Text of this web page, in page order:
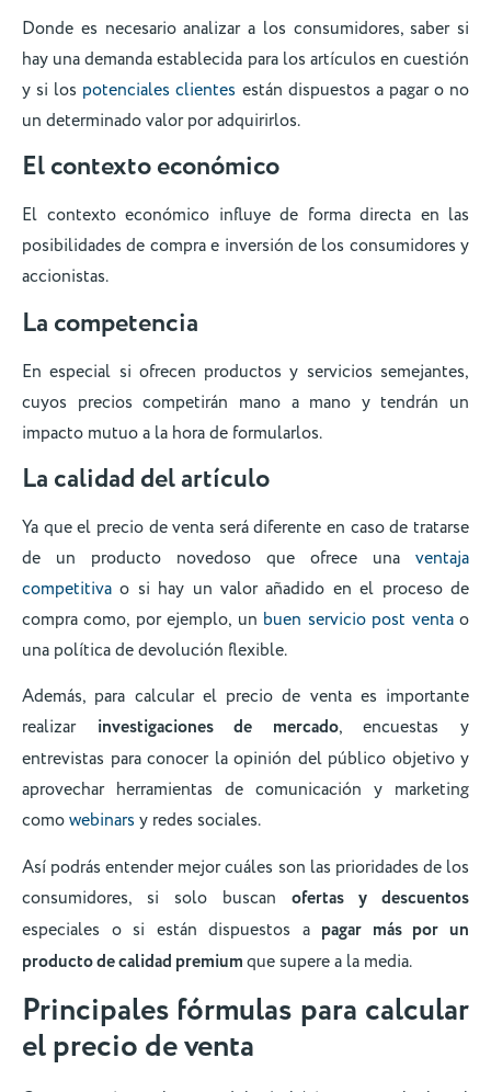
Donde es necesario analizar a los consumidores, saber si
hay una demanda establecida para los artículos en cuestión
y si los potenciales clientes están dispuestos a pagar o no
un determinado valor por adquirirlos.
El contexto económico
El contexto económico influye de forma directa en las
posibilidades de compra e inversión de los consumidores y
accionistas.
La competencia
En especial si ofrecen productos y servicios semejantes,
cuyos precios competirán mano a mano y tendrán un
impacto mutuo a la hora de formularlos.
La calidad del artículo
Ya que el precio de venta será diferente en caso de tratarse
de un producto novedoso que ofrece una ventaja
competitiva o si hay un valor añadido en el proceso de
compra como, por ejemplo, un buen servicio post ventao
una política de devolución flexible.
Además, para calcular el precio de venta es importante
realizar investigaciones de mercado, encuestas y
entrevistas para conocer la opinión del público objetivo y
aprovechar herramientas de comunicación y marketing
comowebinarsy redes sociales.
Así podrás entender mejor cuáles son las prioridades de los
consumidores, si solo buscan ofertas y descuentos
especiales o si están dispuestos a pagar más por un
producto de calidad premiumque supere a la media.
Principales fórmulas para calcular
el precio de venta